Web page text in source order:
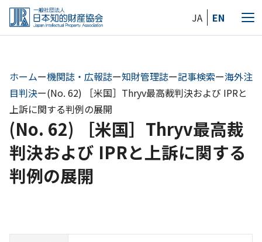
Skip
the
JA EN
メ
ー
ホームー機関誌・広報誌ー知財管理誌ー記事検索ー海外注
目判決ー(No. 62) ［米国］Thryv最高裁判決および IPRと
上訴に関する判例の展開
(No. 62) ［米国］Thryv最高裁
判決および IPRと上訴に関する
判例の展開